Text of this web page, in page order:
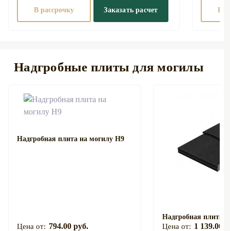
В рассрочку Заказать расчет В
Надгробные плиты для могилы
Надгробная плита на могилу Н9
794.00 руб.
Надгробная плита
1 139.00